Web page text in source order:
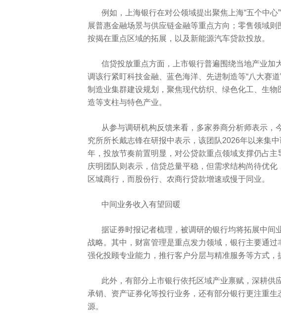
例如，上海银行在对公领域提出聚焦上海“五个中心
展普惠金融场景与供应链金融等重点方向；零售领域则
按揭在重点区域的拓展，以及新能源汽车贷款投放。
信贷投放重点方面，上市银行普遍围绕当地产业加
调该行紧盯科技金融、蓝色海洋、先进制造等“八大赛
制造业集群建设规划，聚焦现代纺织、绿色化工、生
造等支柱与特色产业。
从参与调研机构反馈来看，多家券商分析师表示，
究所所长戴志锋在研报中表示，该团队2026年以来集
年，投放节奏前置明显，对公贷款重点领域支撑仍占
庆明团队则表示，信贷总量平稳，但需求结构尚待优
区城商行，而股份行、农商行贷款增速或慢于同业。
中间业务收入有望回暖
据证券时报记者梳理，被调研的银行均将拓展中间
战略。其中，财富管理是重点发力领域，银行主要通过
强化投顾专业能力，推行客户分层与精准服务等方式，
此外，有部分上市银行依托区域产业禀赋，深耕供
承销、资产证券化等投行业务，还有部分银行更注重
源。